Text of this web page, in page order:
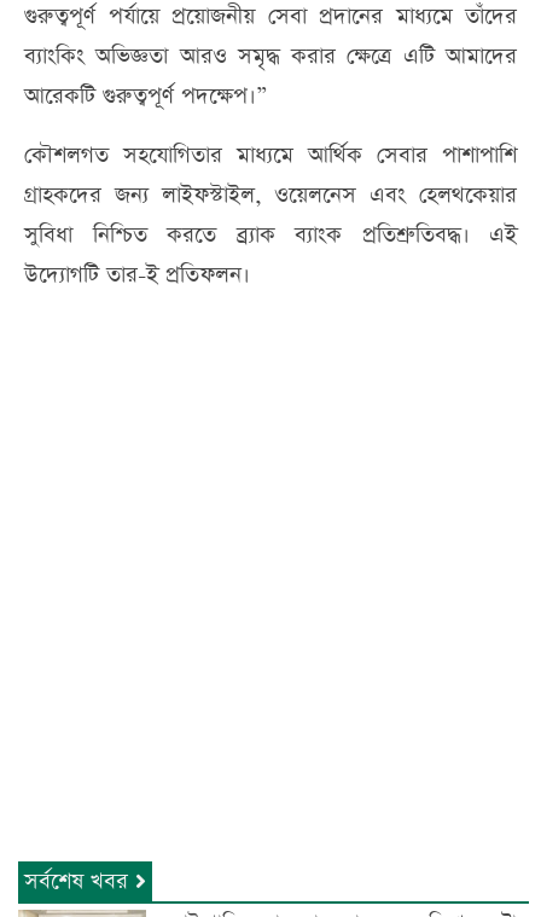
গুরুত্বপূর্ণ পর্যায়ে প্রয়োজনীয় সেবা প্রদানের মাধ্যমে তাঁদের
ব্যাংকিং অভিজ্ঞতা আরও সমৃদ্ধ করার ক্ষেত্রে এটি আমাদের
আরেকটি গুরুত্বপূর্ণ পদক্ষেপ।”
কৌশলগত সহযোগিতার মাধ্যমে আর্থিক সেবার পাশাপাশি
গ্রাহকদের জন্য লাইফস্টাইল, ওয়েলনেস এবং হেলথকেয়ার
সুবিধা নিশ্চিত করতে ব্র্যাক ব্যাংক প্রতিশ্রুতিবদ্ধ। এই
উদ্যোগটি তার-ই প্রতিফলন।
সর্বশেষ খবর